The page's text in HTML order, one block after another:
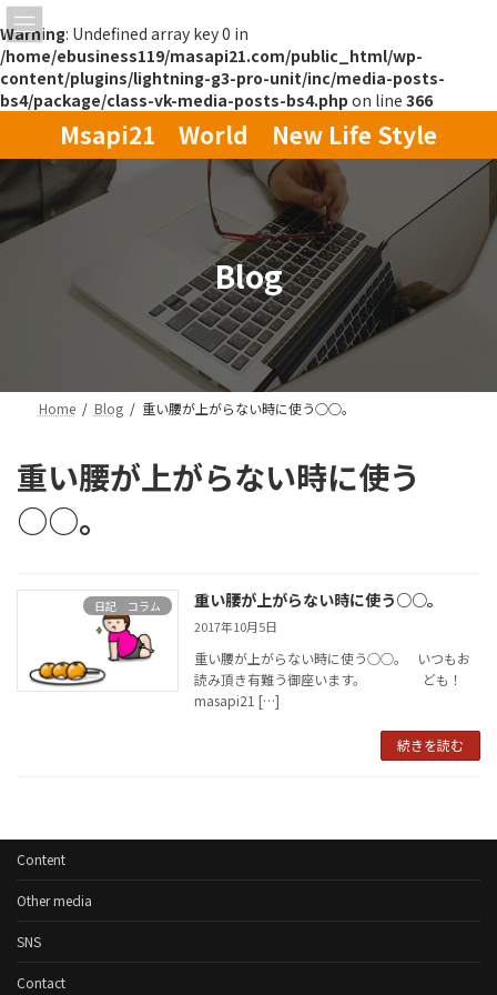
Warning: Undefined array key 0 in
/home/ebusiness119/masapi21.com/public_html/wp-
content/plugins/lightning-g3-pro-unit/inc/media-posts-
bs4/package/class-vk-media-posts-bs4.php on line 366
テ
ン
ツ
へ
ゲ
ー
シ
ョ
Msapi21 World New Life Style
Blog
Home Blog 重い腰が上がらない時に使う○○。
重い腰が上がらない時に使う
○○。
日記 コラム 重い腰が上がらない時に使う○○。
2017年10月5日
重い腰が上がらない時に使う○○。 いつもお
読み頂き有難う御座います。 ども！
masapi21 […]
続きを読む
Content
Other media
SNS
Contact